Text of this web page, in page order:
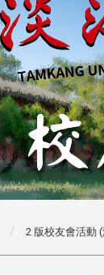
2 版校友會活動